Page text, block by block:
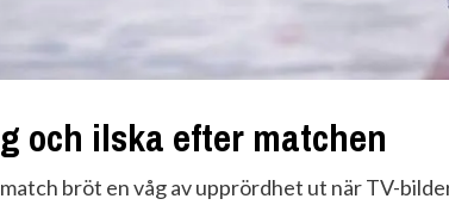
och ilska efter matchen
bröt en våg av upprördhet ut när TV-